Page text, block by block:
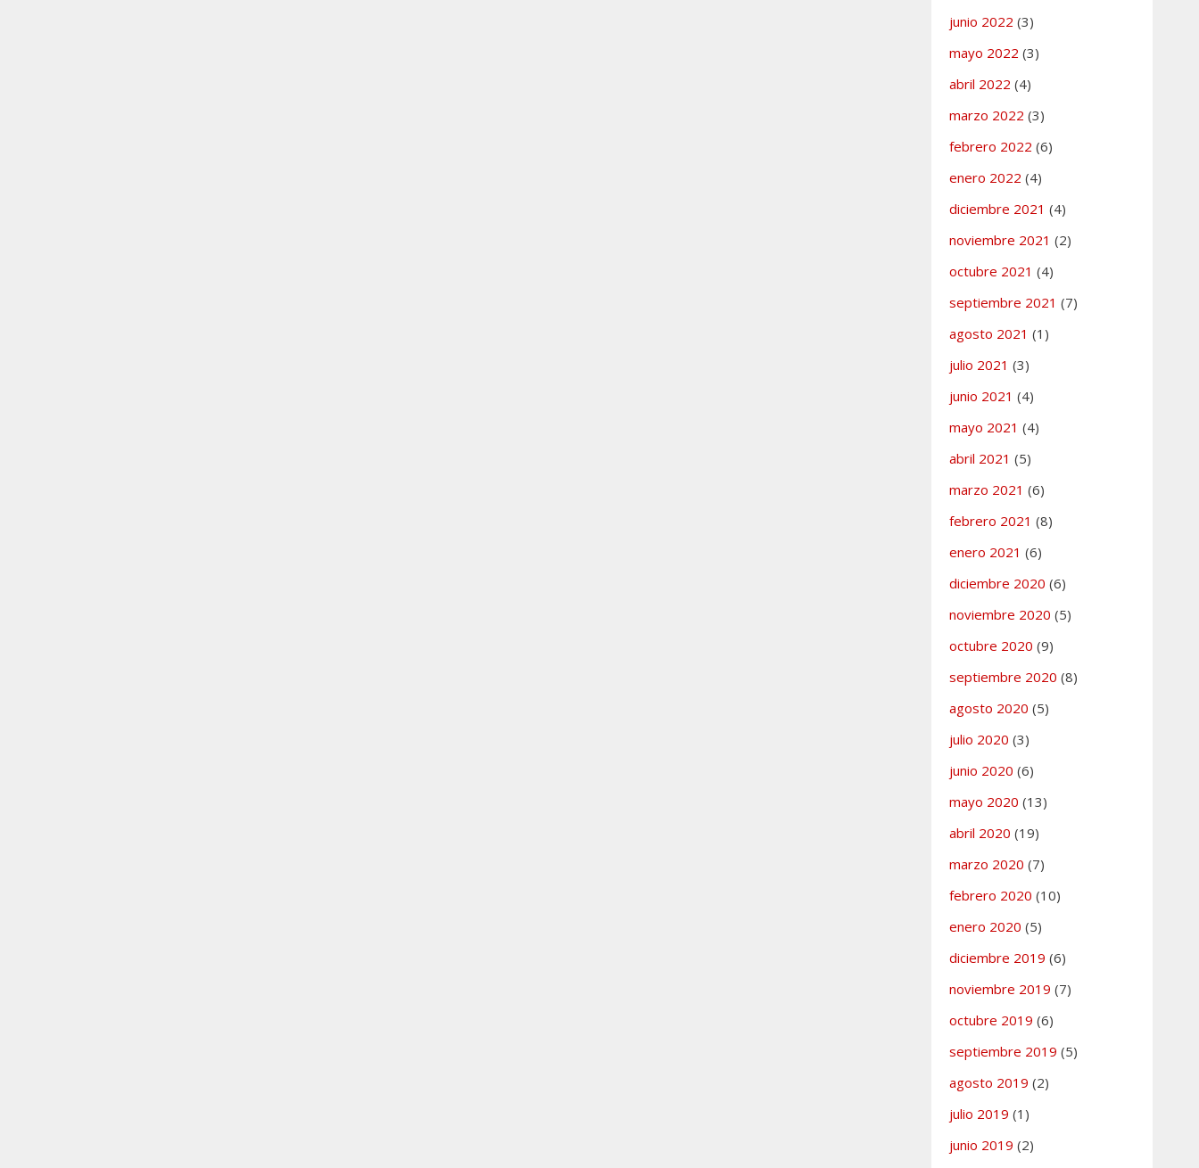
junio 2022 (3)
mayo 2022 (3)
abril 2022 (4)
marzo 2022 (3)
febrero 2022 (6)
enero 2022 (4)
diciembre 2021 (4)
noviembre 2021 (2)
octubre 2021 (4)
septiembre 2021 (7)
agosto 2021 (1)
julio 2021 (3)
junio 2021 (4)
mayo 2021 (4)
abril 2021 (5)
marzo 2021 (6)
febrero 2021 (8)
enero 2021 (6)
diciembre 2020 (6)
noviembre 2020 (5)
octubre 2020 (9)
septiembre 2020 (8)
agosto 2020 (5)
julio 2020 (3)
junio 2020 (6)
mayo 2020 (13)
abril 2020 (19)
marzo 2020 (7)
febrero 2020 (10)
enero 2020 (5)
diciembre 2019 (6)
noviembre 2019 (7)
octubre 2019 (6)
septiembre 2019 (5)
agosto 2019 (2)
julio 2019 (1)
junio 2019 (2)